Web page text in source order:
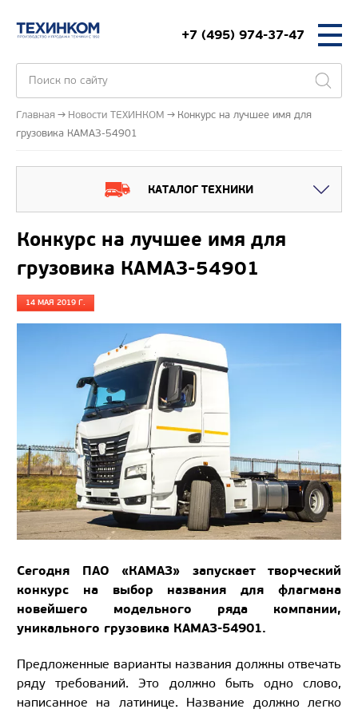
+7 (495) 974-37-47
Главная Новости ТЕХИНКОМ
Конкурс на лучшее имя для
грузовика КАМАЗ-54901
КАТАЛОГ ТЕХНИКИ
Конкурс на лучшее имя для
грузовика КАМАЗ-54901
14 МАЯ 2019 Г.
Сегодня ПАО «КАМАЗ» запускает творческий
конкурс на выбор названия для флагмана
новейшего модельного ряда компании,
уникального грузовика КАМАЗ-54901.
Предложенные варианты названия должны отвечать
ряду требований. Это должно быть одно слово,
написанное на латинице. Название должно легко